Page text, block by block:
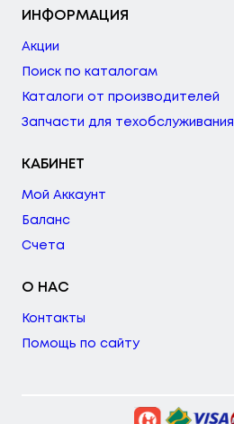
ИНФОРМАЦИЯ
Акции
Поиск по каталогам
Каталоги от производителей
Запчасти для техобслуживания
КАБИНЕТ
Мой Аккаунт
Баланс
Счета
О НАС
Контакты
Помощь по сайту